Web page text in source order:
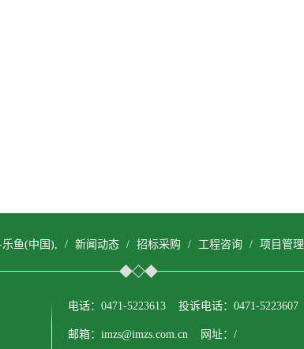
鱼(中国), / 新闻动态 / 招标采购 / 工程咨询 / 项目管理
电话：0471-5223613 投诉电话：0471-5223607
邮箱：imzs@imzs.com.cn 网址：/